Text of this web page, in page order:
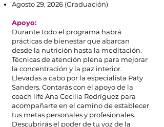
Agosto 29, 2026 (Graduación)
Apoyo:
Durante todo el programa habrá
prácticas de bienestar que abarcan
desde la nutrición hasta la meditación.
Técnicas de atención plena para mejorar
la concentración y la paz interior.
Llevadas a cabo por la especialista Paty
Sanders. Contarás con el apoyo de la
coach life Ana Cecilia Rodríguez para
acompañarte en el camino de establecer
tus metas personales y profesionales.
Descubrirás el poder de tu voz de la